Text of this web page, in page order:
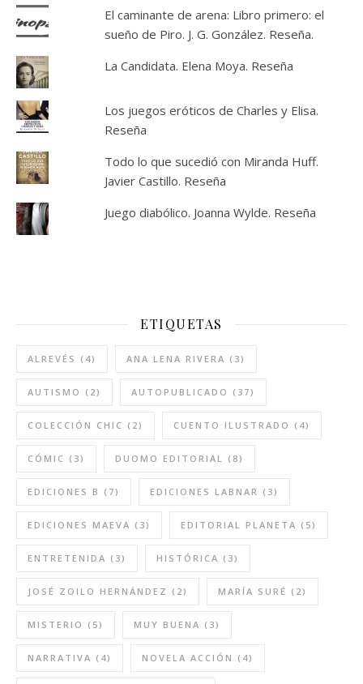
El caminante de arena: Libro primero: el
sueño de Piro. J. G. González. Reseña.
La Candidata. Elena Moya. Reseña
Los juegos eróticos de Charles y Elisa.
Reseña
Todo lo que sucedió con Miranda Huff.
Javier Castillo. Reseña
Juego diabólico. Joanna Wylde. Reseña
ETIQUETAS
ALREVÉS (4) ANA LENA RIVERA (3)
AUTISMO (2) AUTOPUBLICADO (37)
COLECCIÓN CHIC (2) CUENTO ILUSTRADO (4)
CÓMIC (3) DUOMO EDITORIAL (8)
EDICIONES B (7) EDICIONES LABNAR (3)
EDICIONES MAEVA (3) EDITORIAL PLANETA (5)
ENTRETENIDA (3) HISTÓRICA (3)
JOSÉ ZOILO HERNÁNDEZ (2) MARÍA SURÉ (2)
MISTERIO (5) MUY BUENA (3)
NARRATIVA (4) NOVELA ACCIÓN (4)